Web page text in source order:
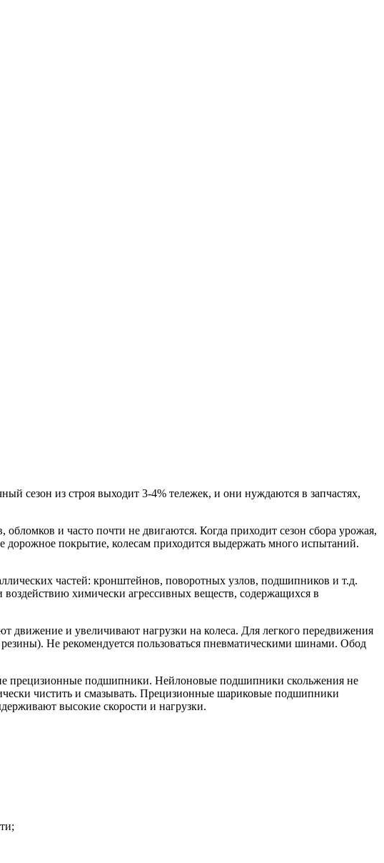
сезон из строя выходит 3-4% тележек, и они нуждаются в запчастях,
и часто почти не двигаются. Когда приходит сезон сбора урожая,
покрытие, колесам приходится выдержать много испытаний.
частей: кронштейнов, поворотных узлов, подшипников и т.д.
химически агрессивных веществ, содержащихся в
движение и увеличивают нагрузки на колеса. Для легкого передвижения
Не рекомендуется пользоваться пневматическими шинами. Обод
прецизионные подшипники. Нейлоновые подшипники скольжения не
чистить и смазывать. Прецизионные шариковые подшипники
высокие скорости и нагрузки.